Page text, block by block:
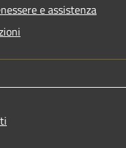
e assistenza